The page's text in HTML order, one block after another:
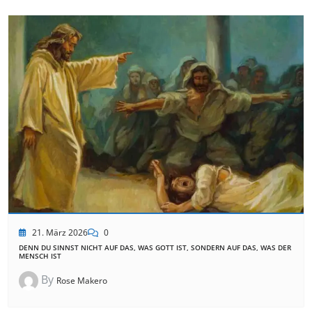
21. März 2026 0
DENN DU SINNST NICHT AUF DAS, WAS GOTT IST, SONDERN AUF DAS, WAS DER
MENSCH IST
By Rose Makero